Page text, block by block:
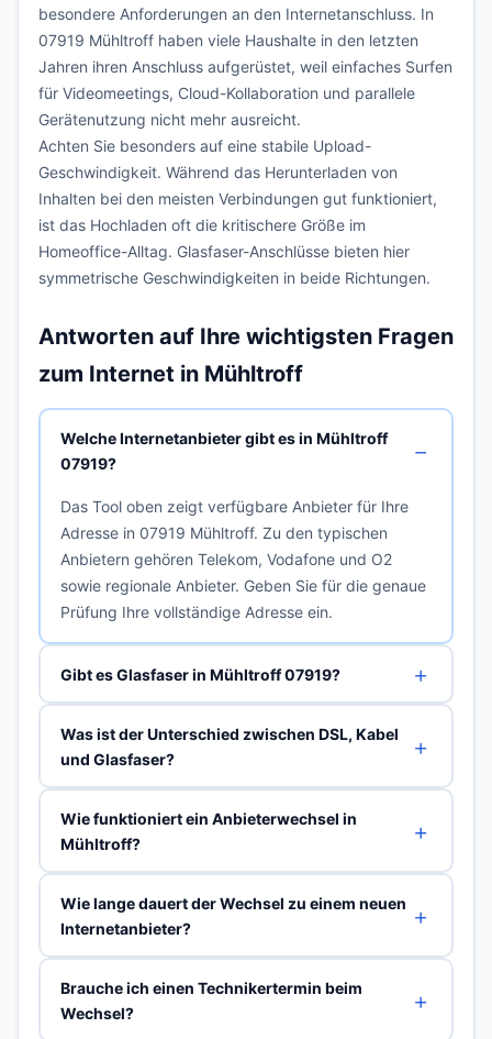
besondere Anforderungen an den Internetanschluss. In
07919 Mühltroff haben viele Haushalte in den letzten
Jahren ihren Anschluss aufgerüstet, weil einfaches Surfen
für Videomeetings, Cloud-Kollaboration und parallele
Gerätenutzung nicht mehr ausreicht.
Achten Sie besonders auf eine stabile Upload-
Geschwindigkeit. Während das Herunterladen von
Inhalten bei den meisten Verbindungen gut funktioniert,
ist das Hochladen oft die kritischere Größe im
Homeoffice-Alltag. Glasfaser-Anschlüsse bieten hier
symmetrische Geschwindigkeiten in beide Richtungen.
Antworten auf Ihre wichtigsten Fragen
zum Internet in Mühltroff
Welche Internetanbieter gibt es in Mühltroff
07919?
Das Tool oben zeigt verfügbare Anbieter für Ihre
Adresse in 07919 Mühltroff. Zu den typischen
Anbietern gehören Telekom, Vodafone und O2
sowie regionale Anbieter. Geben Sie für die genaue
Prüfung Ihre vollständige Adresse ein.
Gibt es Glasfaser in Mühltroff 07919?
Was ist der Unterschied zwischen DSL, Kabel
und Glasfaser?
Wie funktioniert ein Anbieterwechsel in
Mühltroff?
Wie lange dauert der Wechsel zu einem neuen
Internetanbieter?
Brauche ich einen Technikertermin beim
Wechsel?